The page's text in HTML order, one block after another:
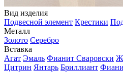
Вид изделия
Подвесной элемент Крестики
Металл
Золото Серебро
Вставка
Агат Эмаль Фианит Сваровски
Цитрин Янтарь Бриллиант